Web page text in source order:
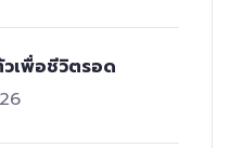
เพื่อชีวิตรอด